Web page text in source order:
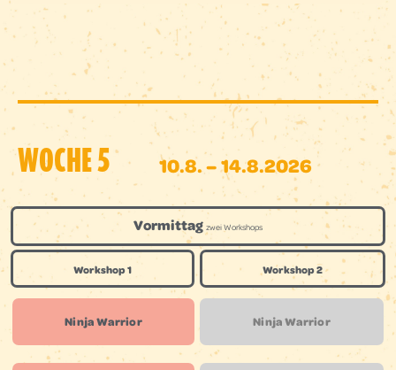
WOCHE 5 10.8. – 14.8.2026
Vormittag zwei Workshops
Workshop 1
Ninja Warrior
Workshop 2
Ninja Warrior